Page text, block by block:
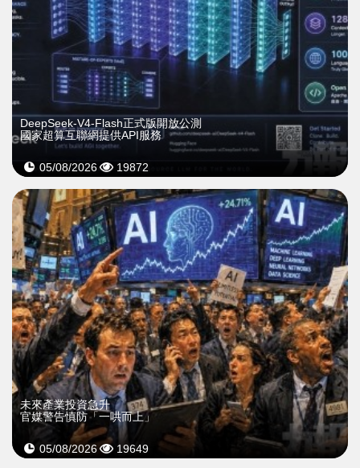
DeepSeek-V4-Flash正式版開放公測
國家超算互聯網提供API服務
05/08/2026 19872
未來產業投資急升
官媒警告慎防「一哄而上」
05/08/2026 19649